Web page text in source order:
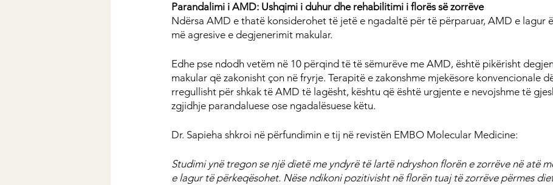
Parandalimi i AMD: Ushqimi i duhur dhe rehabilitimi i florës së zorrëve
Ndërsa AMD e thatë konsiderohet të jetë e ngadaltë për të përparuar, AMD e lagur
më agresive e degjenerimit makular.
Edhe pse ndodh vetëm në 10 përqind të të sëmurëve me AMD, është pikërisht
makular që zakonisht çon në fryrje. Terapitë e zakonshme mjekësore konvencionale
rregullisht për shkak të AMD të lagësht, kështu që është urgjente e nevojshme të
zgjidhje parandaluese ose ngadalësuese këtu.
Dr. Sapieha shkroi në përfundimin e tij në revistën EMBO Molecular Medicine:
Studimi ynë tregon se një dietë me yndyrë të lartë ndryshon florën e zorrëve në atë
e lagur të përkeqësohet. Nëse ndikoni pozitivisht në florën tuaj të zorrëve përmes